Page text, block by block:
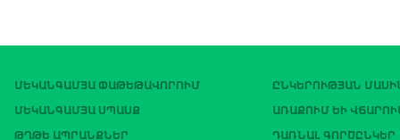
ՄԵԿԱՆԳԱՄՅԱ ՓԱԹԵԹԱՎՈՐՈՒՄ
ՄԵԿԱՆԳԱՄՅԱ ՍՊԱՍՔ
ԹՂԹԵ ԱՊՐԱՆՔՆԵՐ
ԸՆԿԵՐՈՒԹՅԱՆ
ԱՌԱՔՈՒՄ ԵՒ
ԴԱՌՆԱԼ ԳՈՐԾԸՆԿԵՐ